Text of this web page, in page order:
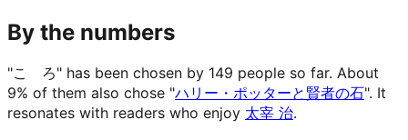
By the numbers
"こゝろ" has been chosen by 149 people so far. About
9% of them also chose "ハリー・ポッターと賢者の石". It
resonates with readers who enjoy 太宰 治.